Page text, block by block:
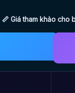
📏 Giá tham khảo cho